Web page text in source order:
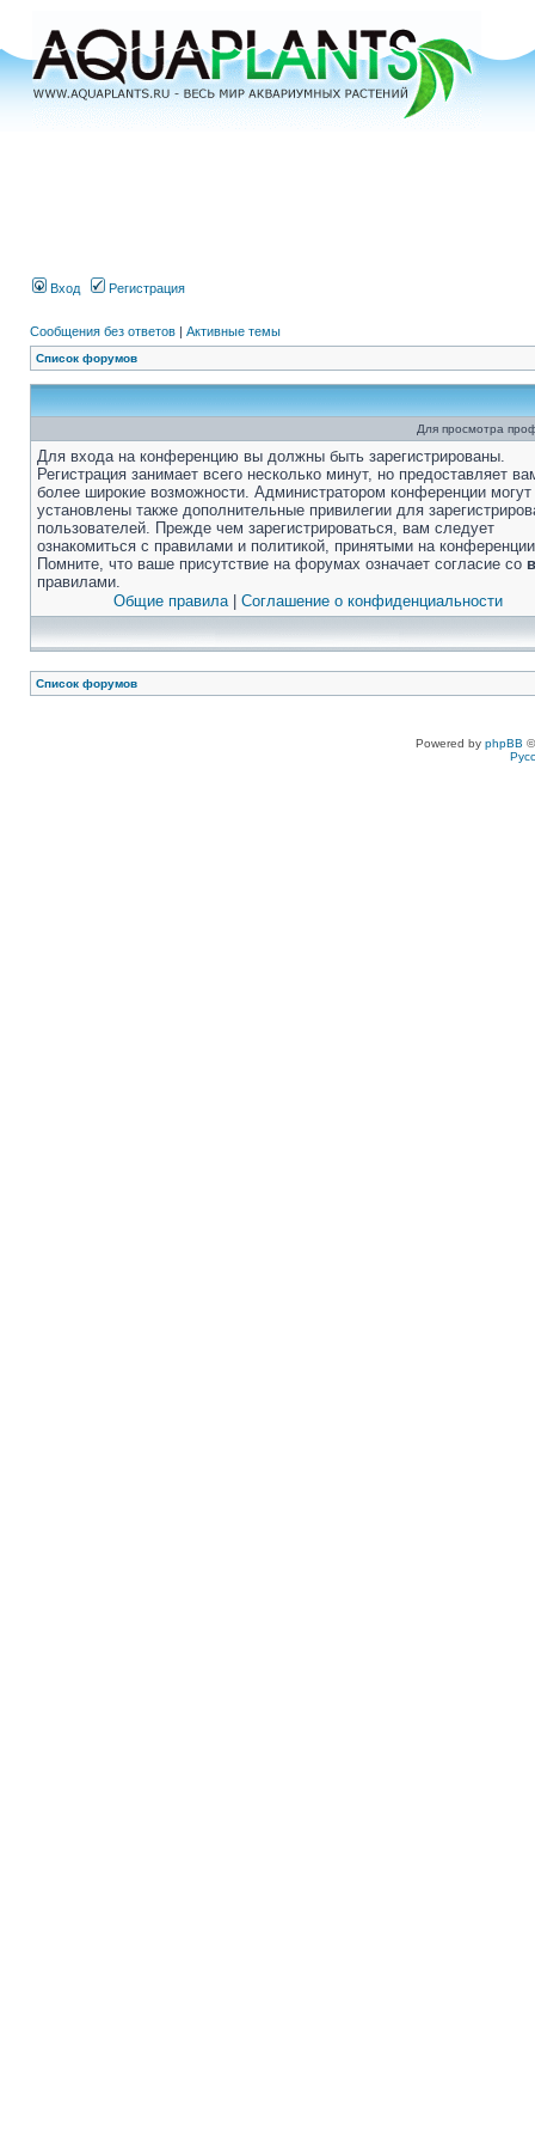
Вход Регистрация
Сообщения без ответов | Активные темы
Список форумов
Для просмотра
Для входа на конференцию вы должны быть зарегистрированы.
Регистрация занимает всего несколько минут, но предоставляет
более широкие возможности. Администратором конференции
установлены также дополнительные привилегии для
пользователей. Прежде чем зарегистрироваться, вам следует
ознакомиться с правилами и политикой, принятыми на
Помните, что ваше присутствие на форумах означает согласие со
правилами.
Общие правила| Соглашение о конфиденциальности
Список форумов
Powered by phpBB